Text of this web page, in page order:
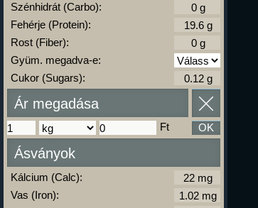
Szénhidrát (Carbo):
Fehérje (Protein):
Rost (Fiber):
Gyüm. megadva-e:
Cukor (Sugars):
Ár megadása
Ft OK
Ásványok
Kálcium (Calc):
Vas (Iron):